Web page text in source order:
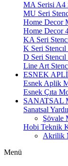
MA Serisi A4
MU Seri
Home Decor
Home Decor
KA Seri
K Seri
D Seri
Line Art
ESNEK
Esnek Aplik
Esnek Çıta
SANATSAL
Sanatsal
Şövale
Hobi Teknik
Akrilik
Menü